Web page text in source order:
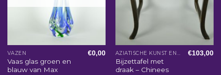
VAZEN
Vaas glas groen en
blauw van Max
€0,00 AZIATISCHE KUNST EN WOONACCESSOIRES
Bijzettafel met
draak – Chinees
€103,00